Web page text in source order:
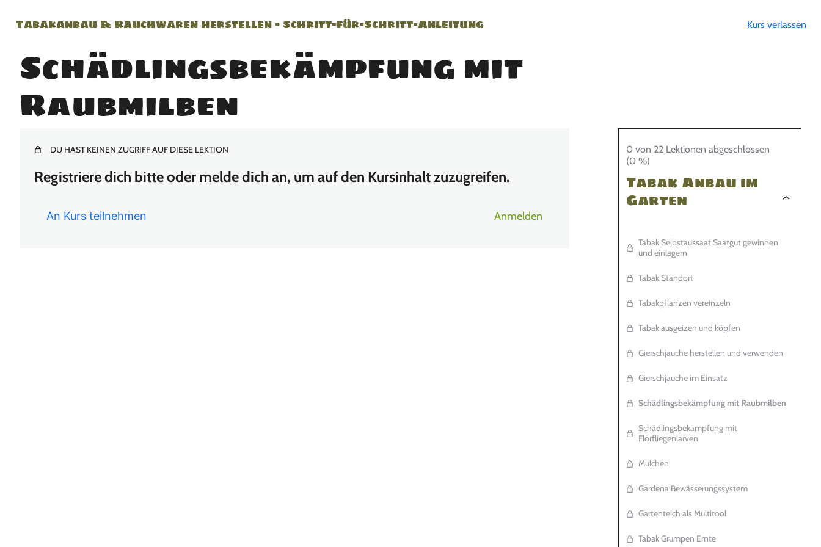
Tabakanbau & Rauchwaren herstellen – Schritt-für-Schritt-Anleitung Kurs verlassen
Schädlingsbekämpfung mit
Raubmilben
0 von 22 Lektionen abgeschlossen
(0 %)
Tabak Anbau im
Garten
Tabak Selbstaussaat Saatgut gewinnen
und einlagern
Tabak Standort
Tabakpflanzen vereinzeln
Tabak ausgeizen und köpfen
Gierschjauche herstellen und verwenden
Gierschjauche im Einsatz
Schädlingsbekämpfung mit Raubmilben
Schädlingsbekämpfung mit
Florfliegenlarven
Mulchen
Gardena Bewässerungssystem
Gartenteich als Multitool
Tabak Grumpen Ernte
DU HAST KEINEN ZUGRIFF AUF DIESE LEKTION
Registriere dich bitte oder melde dich an, um auf den Kursinhalt zuzugreifen.
An Kurs teilnehmen Anmelden